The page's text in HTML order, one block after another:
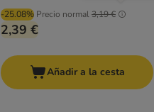
-25.08% Precio normal3,19 €
2,39 €
Añadir a la cesta